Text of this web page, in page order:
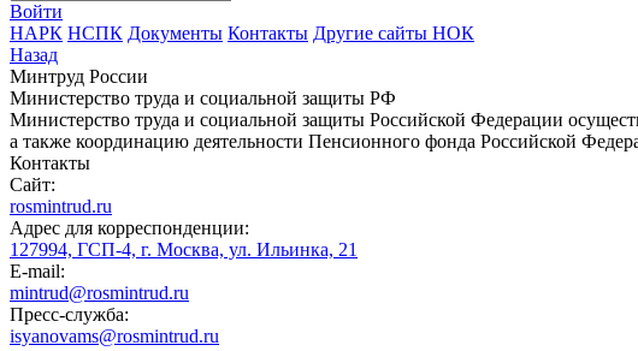
Войти
НАРК НСПК Документы Контакты Другие сайты НОК
Назад
Минтруд России
Министерство труда и социальной защиты РФ
Министерство труда и социальной защиты Российской Федерации
а также координацию деятельности Пенсионного фонда Российской
Контакты
Сайт:
rosmintrud.ru
Адрес для корреспонденции:
127994, ГСП-4, г. Москва, ул. Ильинка, 21
E-mail:
mintrud@rosmintrud.ru
Пресс-служба:
isyanovams@rosmintrud.ru